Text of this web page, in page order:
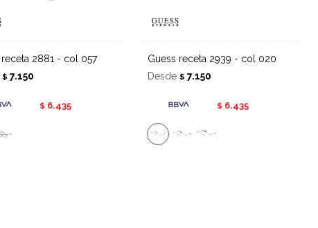
receta 2881 - col 057
$ 7.150
$ 6.435
Guess receta 2939 - col 020
Desde$ 7.150
$ 6.435